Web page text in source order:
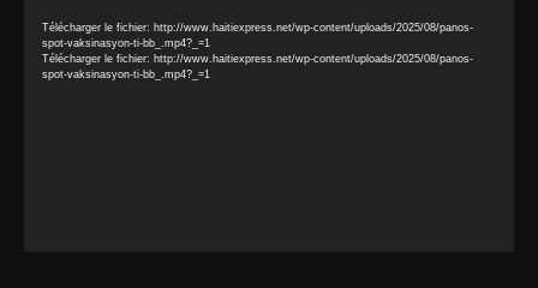
Télécharger le fichier: http://www.haitiexpress.net/wp-content/uploads/2025/08/panos-
spot-vaksinasyon-ti-bb_.mp4?_=1
Télécharger le fichier: http://www.haitiexpress.net/wp-content/uploads/2025/08/panos-
spot-vaksinasyon-ti-bb_.mp4?_=1